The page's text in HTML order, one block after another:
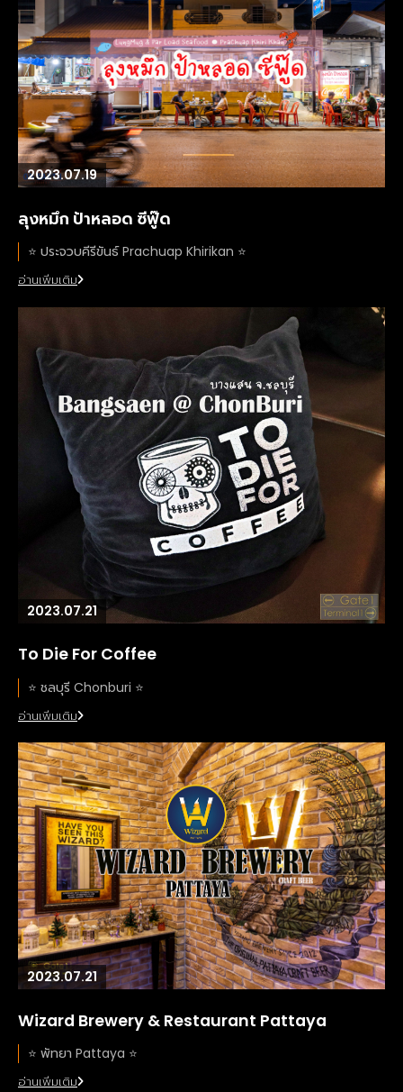
2023.07.19
ลุงหมึก ป้าหลอด ซีฟู๊ด
⭐️ ประจวบคีรีขันธ์ Prachuap Khirikan ⭐️
อ่านเพิ่มเติม
2023.07.21
To Die For Coffee
⭐️ ชลบุรี Chonburi ⭐️
อ่านเพิ่มเติม
2023.07.21
Wizard Brewery & Restaurant Pattaya
⭐️ พัทยา Pattaya ⭐️
อ่านเพิ่มเติม